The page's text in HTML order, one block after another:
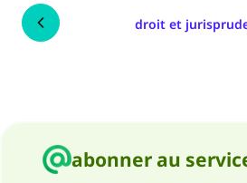
droit et
abonner au